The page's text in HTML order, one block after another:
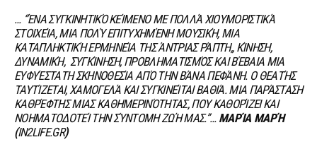
… “ΈΝΑ ΣΥΓΚΙΝΗΤΙΚΌ ΚΕΊΜΕΝΟ ΜΕ ΠΟΛΛΆ ΧΙΟΥΜΟΡΙΣΤΙΚΆ
ΣΤΟΙΧΕΊΑ, ΜΙΑ ΠΟΛΎ ΕΠΙΤΥΧΗΜΈΝΗ ΜΟΥΣΙΚΉ, ΜΙΑ
ΚΑΤΑΠΛΗΚΤΙΚΉ ΕΡΜΗΝΕΊΑ ΤΗΣ ΆΝΤΡΙΑΣ ΡΆΠΤΗ,, ΚΊΝΗΣΗ,
ΔΥΝΑΜΙΚΉ, ΣΥΓΚΊΝΗΣΗ, ΠΡΟΒΛΗΜΑΤΙΣΜΌΣ ΚΑΙ ΒΈΒΑΙΑ ΜΙΑ
ΕΥΦΥΈΣΤΑΤΗ ΣΚΗΝΟΘΕΣΊΑ ΑΠΌ ΤΗΝ ΒΆΝΑ ΠΕΦΆΝΗ. Ο ΘΕΑΤΉΣ
ΤΑΥΤΊΖΕΤΑΙ, ΧΑΜΟΓΕΛΆ ΚΑΙ ΣΥΓΚΙΝΕΊΤΑΙ ΒΑΘΙΆ. ΜΙΑ ΠΑΡΆΣΤΑΣΗ
ΚΑΘΡΈΦΤΗΣ ΜΙΑΣ ΚΑΘΗΜΕΡΙΝΌΤΗΤΑΣ, ΠΟΥ ΚΑΘΟΡΊΖΕΙ ΚΑΙ
ΝΟΗΜΑΤΟΔΟΤΕΊ ΤΗΝ ΣΎΝΤΟΜΗ ΖΩΉ ΜΑΣ.”… ΜΑΡΊΑ ΜΑΡΉ
(IN2LIFE.GR)